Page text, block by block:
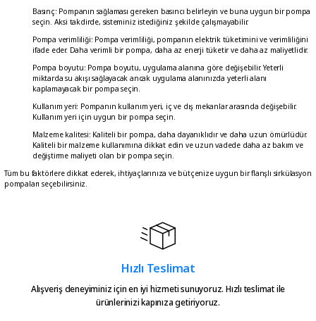
Basınç: Pompanın sağlaması gereken basıncı belirleyin ve buna uygun bir pompa
seçin. Aksi takdirde, sisteminiz istediğiniz şekilde çalışmayabilir.
Pompa verimliliği: Pompa verimliliği, pompanın elektrik tüketimini ve verimliliğini
ifade eder. Daha verimli bir pompa, daha az enerji tüketir ve daha az maliyetlidir.
Pompa boyutu: Pompa boyutu, uygulama alanına göre değişebilir. Yeterli
miktarda su akışı sağlayacak ancak uygulama alanınızda yeterli alanı
kaplamayacak bir pompa seçin.
Kullanım yeri: Pompanın kullanım yeri, iç ve dış mekanlar arasında değişebilir.
Kullanım yeri için uygun bir pompa seçin.
Malzeme kalitesi: Kaliteli bir pompa, daha dayanıklıdır ve daha uzun ömürlüdür.
Kaliteli bir malzeme kullanımına dikkat edin ve uzun vadede daha az bakım ve
değiştirme maliyeti olan bir pompa seçin.
Tüm bu faktörlere dikkat ederek, ihtiyaçlarınıza ve bütçenize uygun bir flanşlı sirkülasyon
pompaları seçebilirsiniz.
Hızlı Teslimat
Alışveriş deneyiminiz için en iyi hizmeti sunuyoruz. Hızlı teslimat ile
ürünlerinizi kapınıza getiriyoruz.